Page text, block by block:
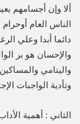
ألا وإن أجسامهم
الناس العام أوحرام
دائما أبدا وعلي
والإحسان هو بر
واليتامي
وتأدية الواجبات
الثاني : أهمية